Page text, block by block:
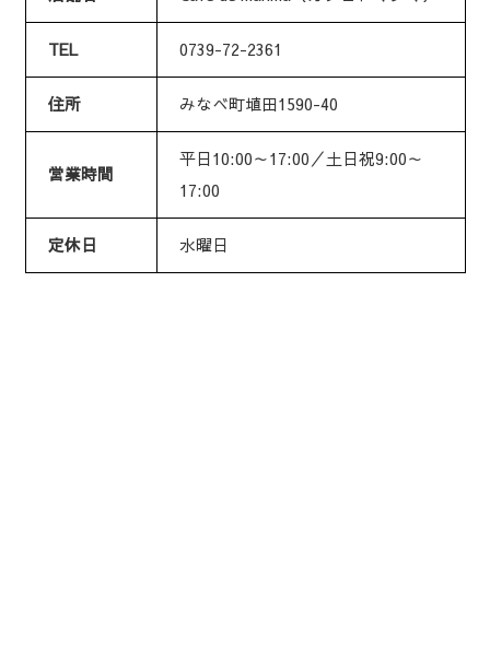
TEL 0739-72-2361
住所 みなべ町埴田1590-40
営業時間
平日10:00～17:00／土日祝9:00～
17:00
定休日 水曜日